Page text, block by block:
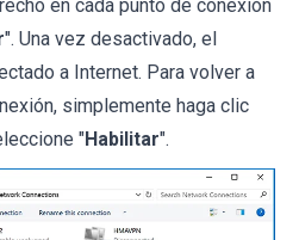
en cada punto de conexión
". Una vez desactivado, el
a Internet. Para volver a
simplemente haga clic
"Habilitar".